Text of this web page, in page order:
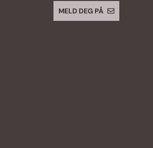
MELD DEG PÅ